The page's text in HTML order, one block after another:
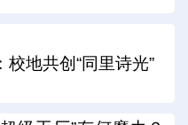
校地共创“同里诗光”